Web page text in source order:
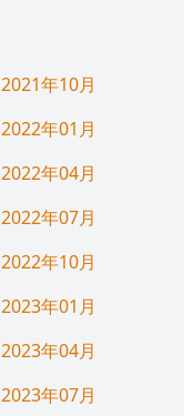
2021年10月
2022年01月
2022年04月
2022年07月
2022年10月
2023年01月
2023年04月
2023年07月